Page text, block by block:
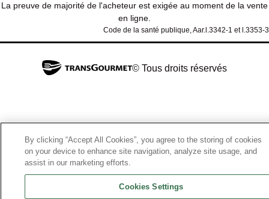
La preuve de majorité de l'acheteur est exigée au moment de la vente
en ligne.
Code de la santé publique, Aar.l.3342-1 et l.3353-3
© Tous droits réservés
By clicking “Accept All Cookies”, you agree to the storing of cookies
on your device to enhance site navigation, analyze site usage, and
assist in our marketing efforts.
Cookies Settings